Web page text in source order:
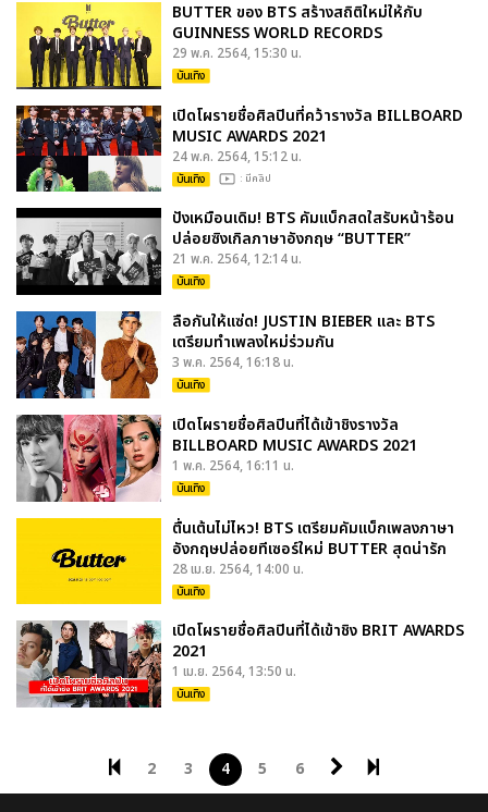
BUTTER ของ BTS สร้างสถิติใหม่ให้กับ
GUINNESS WORLD RECORDS
29 พ.ค. 2564, 15:30 น.
บันเทิง
เปิดโผรายชื่อศิลปินที่คว้ารางวัล BILLBOARD
MUSIC AWARDS 2021
24 พ.ค. 2564, 15:12 น.
บันเทิง : มีคลิป
ปังเหมือนเดิม! BTS คัมแบ็กสดใสรับหน้าร้อน
ปล่อยซิงเกิลภาษาอังกฤษ “BUTTER”
21 พ.ค. 2564, 12:14 น.
บันเทิง
ลือกันให้แซ่ด! JUSTIN BIEBER และ BTS
เตรียมทำเพลงใหม่ร่วมกัน
3 พ.ค. 2564, 16:18 น.
บันเทิง
เปิดโผรายชื่อศิลปินที่ได้เข้าชิงรางวัล
BILLBOARD MUSIC AWARDS 2021
1 พ.ค. 2564, 16:11 น.
บันเทิง
ตื่นเต้นไม่ไหว! BTS เตรียมคัมแบ็กเพลงภาษา
อังกฤษปล่อยทีเซอร์ใหม่ BUTTER สุดน่ารัก
28 เม.ย. 2564, 14:00 น.
บันเทิง
เปิดโผรายชื่อศิลปินที่ได้เข้าชิง BRIT AWARDS
2021
1 เม.ย. 2564, 13:50 น.
บันเทิง
2 3 4 5 6